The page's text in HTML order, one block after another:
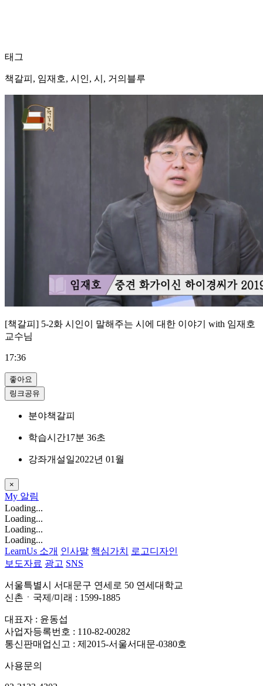
태그
책갈피, 임재호, 시인, 시, 거의블루
[책갈피] 5-2화 시인이 말해주는 시에 대한 이야기 with 임재호
교수님
17:36
좋아요
링크공유
분야책갈피
학습시간17분 36초
강좌개설일2022년 01월
×
My 알림
Loading...
Loading...
Loading...
Loading...
LearnUs 소개 인사말 핵심가치
로고디자인
보도자료 광고 SNS
서울특별시 서대문구 연세로 50 연세대학교
신촌ㆍ국제/미래 : 1599-1885
대표자 : 윤동섭
사업자등록번호 : 110-82-00282
통신판매업신고 : 제2015-서울서대문-0380호
사용문의